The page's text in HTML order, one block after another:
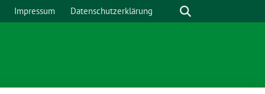
Impressum Datenschutzerklärung Suche